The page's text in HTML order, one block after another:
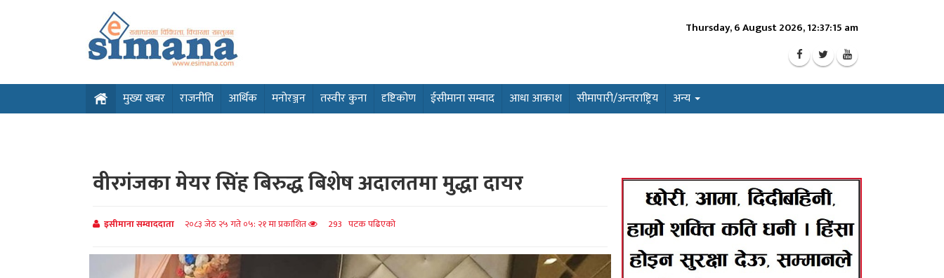
Thursday, 6 August 2026, 12:37:17 am
मुख्य खबर राजनीति आर्थिक मनोरञ्जन तस्वीर कुना दृष्टिकोण ईसीमाना सम्वाद आधा आकाश सीमापारी/अन्तराष्ट्रिय अन्य
वीरगंजका मेयर सिंह बिरुद्ध बिशेष अदालतमा मुद्धा दायर
इसीमाना सम्वाददाता २०८३ जेठ २५ गते ०५: २१ मा प्रकाशित 293 पटक पढिएको